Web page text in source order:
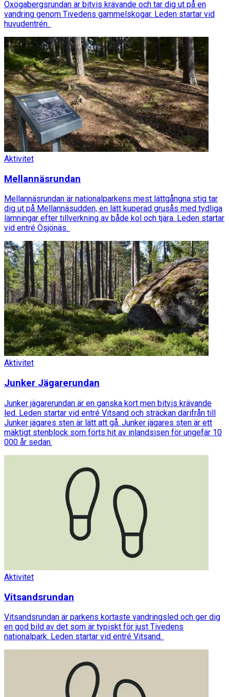
Oxögabergsrundan är bitvis krävande och tar dig ut på en
vandring genom Tivedens gammelskogar. Leden startar vid
huvudentrén.
Aktivitet
Mellannäsrundan
Mellannäsrundan är nationalparkens mest lättgångna stig tar
dig ut på Mellannäsudden, en lätt kuperad grusås med tydliga
lämningar efter tillverkning av både kol och tjära. Leden startar
vid entré Ösjönäs.
Aktivitet
Junker Jägarerundan
Junker jägarerundan är en ganska kort men bitvis krävande
led. Leden startar vid entré Vitsand och sträckan därifrån till
Junker jägares sten är lätt att gå. Junker jägares sten är ett
mäktigt stenblock som förts hit av inlandsisen för ungefär 10
000 år sedan.
Aktivitet
Vitsandsrundan
Vitsandsrundan är parkens kortaste vandringsled och ger dig
en god bild av det som är typiskt för just Tivedens
nationalpark. Leden startar vid entré Vitsand.